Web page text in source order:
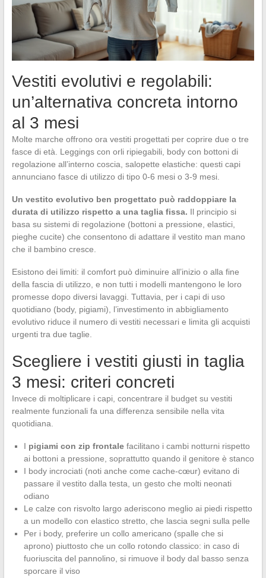
Vestiti evolutivi e regolabili:
un’alternativa concreta intorno
al 3 mesi
Molte marche offrono ora vestiti progettati per coprire due o tre
fasce di età. Leggings con orli ripiegabili, body con bottoni di
regolazione all’interno coscia, salopette elastiche: questi capi
annunciano fasce di utilizzo di tipo 0-6 mesi o 3-9 mesi.
Un vestito evolutivo ben progettato può raddoppiare la
durata di utilizzo rispetto a una taglia fissa. Il principio si
basa su sistemi di regolazione (bottoni a pressione, elastici,
pieghe cucite) che consentono di adattare il vestito man mano
che il bambino cresce.
Esistono dei limiti: il comfort può diminuire all’inizio o alla fine
della fascia di utilizzo, e non tutti i modelli mantengono le loro
promesse dopo diversi lavaggi. Tuttavia, per i capi di uso
quotidiano (body, pigiami), l’investimento in abbigliamento
evolutivo riduce il numero di vestiti necessari e limita gli acquisti
urgenti tra due taglie.
Scegliere i vestiti giusti in taglia
3 mesi: criteri concreti
Invece di moltiplicare i capi, concentrare il budget su vestiti
realmente funzionali fa una differenza sensibile nella vita
quotidiana.
I pigiami con zip frontalefacilitano i cambi notturni rispetto
ai bottoni a pressione, soprattutto quando il genitore è stanco
I body incrociati (noti anche come cache-cœur) evitano di
passare il vestito dalla testa, un gesto che molti neonati
odiano
Le calze con risvolto largo aderiscono meglio ai piedi rispetto
a un modello con elastico stretto, che lascia segni sulla pelle
Per i body, preferire un collo americano (spalle che si
aprono) piuttosto che un collo rotondo classico: in caso di
fuoriuscita del pannolino, si rimuove il body dal basso senza
sporcare il viso